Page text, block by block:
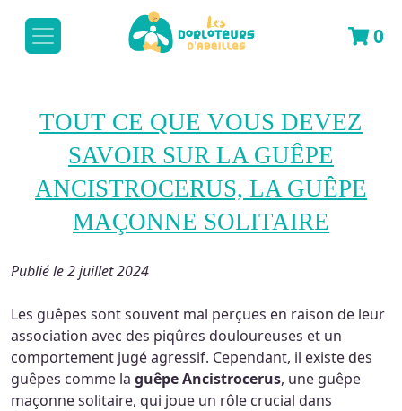
0
TOUT CE QUE VOUS DEVEZ
SAVOIR SUR LA GUÊPE
ANCISTROCERUS, LA GUÊPE
MAÇONNE SOLITAIRE
Publié le 2 juillet 2024
Les guêpes sont souvent mal perçues en raison de leur
association avec des piqûres douloureuses et un
comportement jugé agressif. Cependant, il existe des
guêpes comme la guêpe Ancistrocerus, une guêpe
maçonne solitaire, qui joue un rôle crucial dans